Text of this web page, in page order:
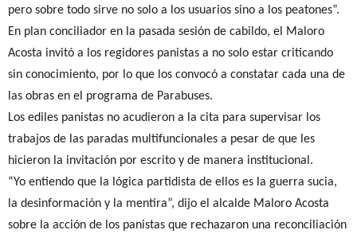
pero sobre todo sirve no solo a los usuarios sino a los peatones”.
En plan conciliador en la pasada sesión de cabildo, el Maloro
Acosta invitó a los regidores panistas a no solo estar criticando
sin conocimiento, por lo que los convocó a constatar cada una de
las obras en el programa de Parabuses.
Los ediles panistas no acudieron a la cita para supervisar los
trabajos de las paradas multifuncionales a pesar de que les
hicieron la invitación por escrito y de manera institucional.
“Yo entiendo que la lógica partidista de ellos es la guerra sucia,
la desinformación y la mentira”, dijo el alcalde Maloro Acosta
sobre la acción de los panistas que rechazaron una reconciliación